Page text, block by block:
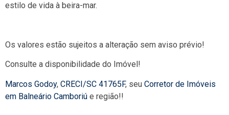
estilo de vida à beira-mar.
Os valores estão sujeitos a alteração sem aviso prévio!
Consulte a disponibilidade do Imóvel!
Marcos Godoy, CRECI/SC 41765F, seu Corretor de Imóveis
em Balneário Camboriú e região!!